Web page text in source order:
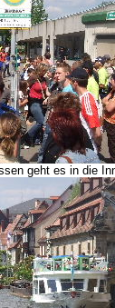
geht es in die